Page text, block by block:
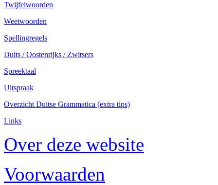
Twijfelwoorden
Weetwoorden
Spellingregels
Duits / Oostenrijks / Zwitsers
Spreektaal
Uitspraak
Overzicht Duitse Grammatica (extra tips)
Links
Over deze website
Voorwaarden